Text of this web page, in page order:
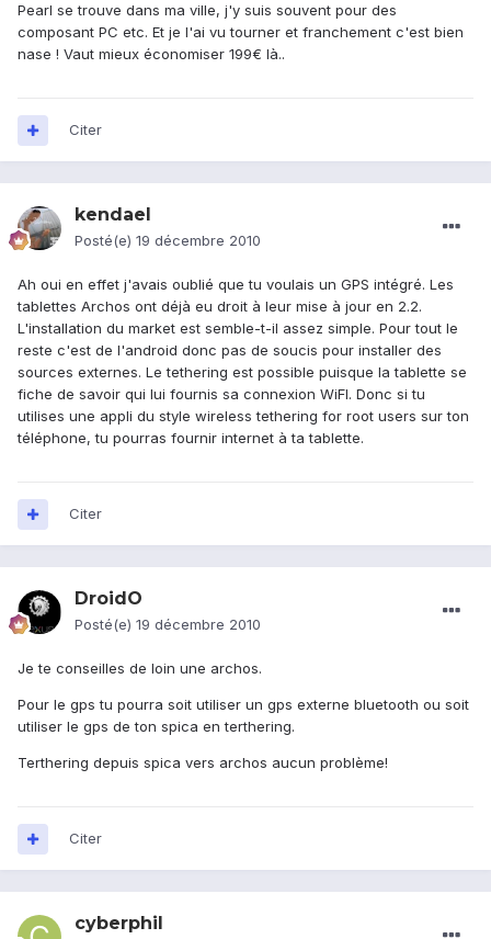
Pearl se trouve dans ma ville, j'y suis souvent pour des
composant PC etc. Et je l'ai vu tourner et franchement c'est bien
nase ! Vaut mieux économiser 199€ là..
Citer
kendael
Posté(e) 19 décembre 2010
Ah oui en effet j'avais oublié que tu voulais un GPS intégré. Les
tablettes Archos ont déjà eu droit à leur mise à jour en 2.2.
L'installation du market est semble-t-il assez simple. Pour tout le
reste c'est de l'android donc pas de soucis pour installer des
sources externes. Le tethering est possible puisque la tablette se
fiche de savoir qui lui fournis sa connexion WiFI. Donc si tu
utilises une appli du style wireless tethering for root users sur ton
téléphone, tu pourras fournir internet à ta tablette.
Citer
DroidO
Posté(e) 19 décembre 2010
Je te conseilles de loin une archos.
Pour le gps tu pourra soit utiliser un gps externe bluetooth ou soit
utiliser le gps de ton spica en terthering.
Terthering depuis spica vers archos aucun problème!
Citer
cyberphil